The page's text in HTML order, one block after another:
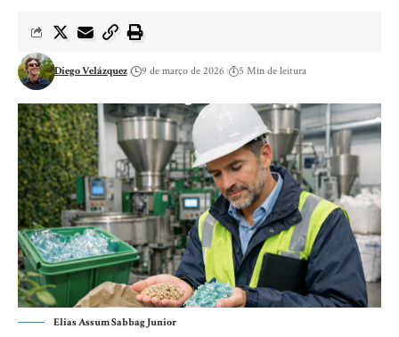
Diego Velázquez 9 de março de 2026 5 Min de leitura
Elias Assum Sabbag Junior